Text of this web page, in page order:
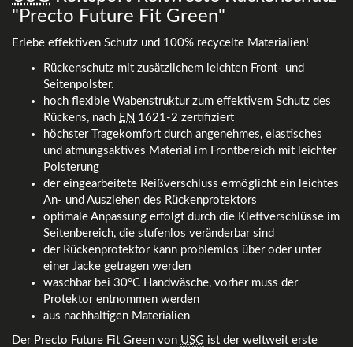
"Precto Future Fit Green"
Erlebe effektiven Schutz und 100% recycelte Materialien!
Rückenschutz mit zusätzlichem leichten Front- und
Seitenpolster.
hoch flexible Wabenstruktur zum effektivem Schutz des
Rückens, nach EN 1621-2 zertifiziert
höchster Tragekomfort durch angenehmes, elastisches
und atmungsaktives Material im Frontbereich mit leichter
Polsterung
der eingearbeitete Reißverschluss ermöglicht ein leichtes
An- und Ausziehen des Rückenprotektors
optimale Anpassung erfolgt durch die Klettverschlüsse im
Seitenbereich, die stufenlos veränderbar sind
der Rückenprotektor kann problemlos über oder unter
einer Jacke getragen werden
waschbar bei 30°C Handwäsche, vorher muss der
Protektor entnommen werden
aus nachhaltigen Materialien
Der Precto Future Fit Green von USG ist der weltweit erste